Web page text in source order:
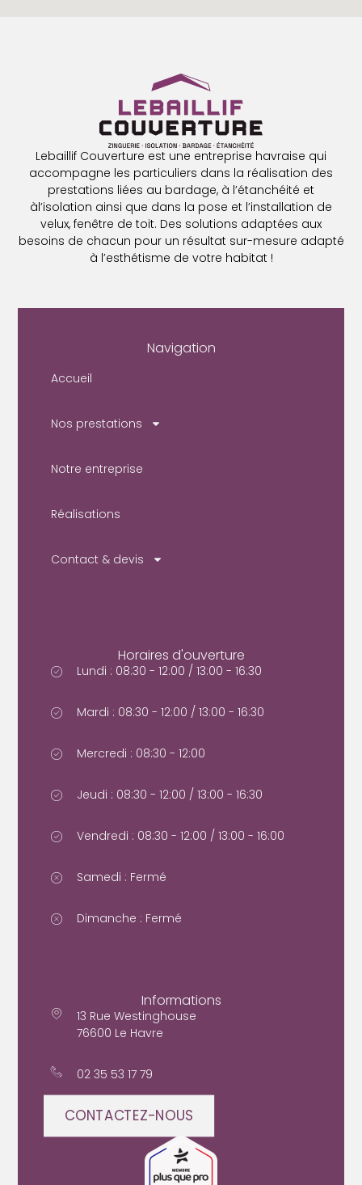
Lebaillif Couverture est une entreprise havraise qui
accompagne les particuliers dans la réalisation des
prestations liées au bardage, à l’étanchéité et
àl’isolation ainsi que dans la pose et l’installation de
velux, fenêtre de toit. Des solutions adaptées aux
besoins de chacun pour un résultat sur-mesure adapté
à l’esthétisme de votre habitat !
Navigation
Accueil
Nos prestations
Notre entreprise
Réalisations
Contact & devis
Horaires d'ouverture
Lundi : 08:30 - 12:00 / 13:00 - 16:30
Mardi : 08:30 - 12:00 / 13:00 - 16:30
Mercredi : 08:30 - 12:00
Jeudi : 08:30 - 12:00 / 13:00 - 16:30
Vendredi : 08:30 - 12:00 / 13:00 - 16:00
Samedi : Fermé
Dimanche : Fermé
Informations
13 Rue Westinghouse
76600 Le Havre
02 35 53 17 79
CONTACTEZ-NOUS